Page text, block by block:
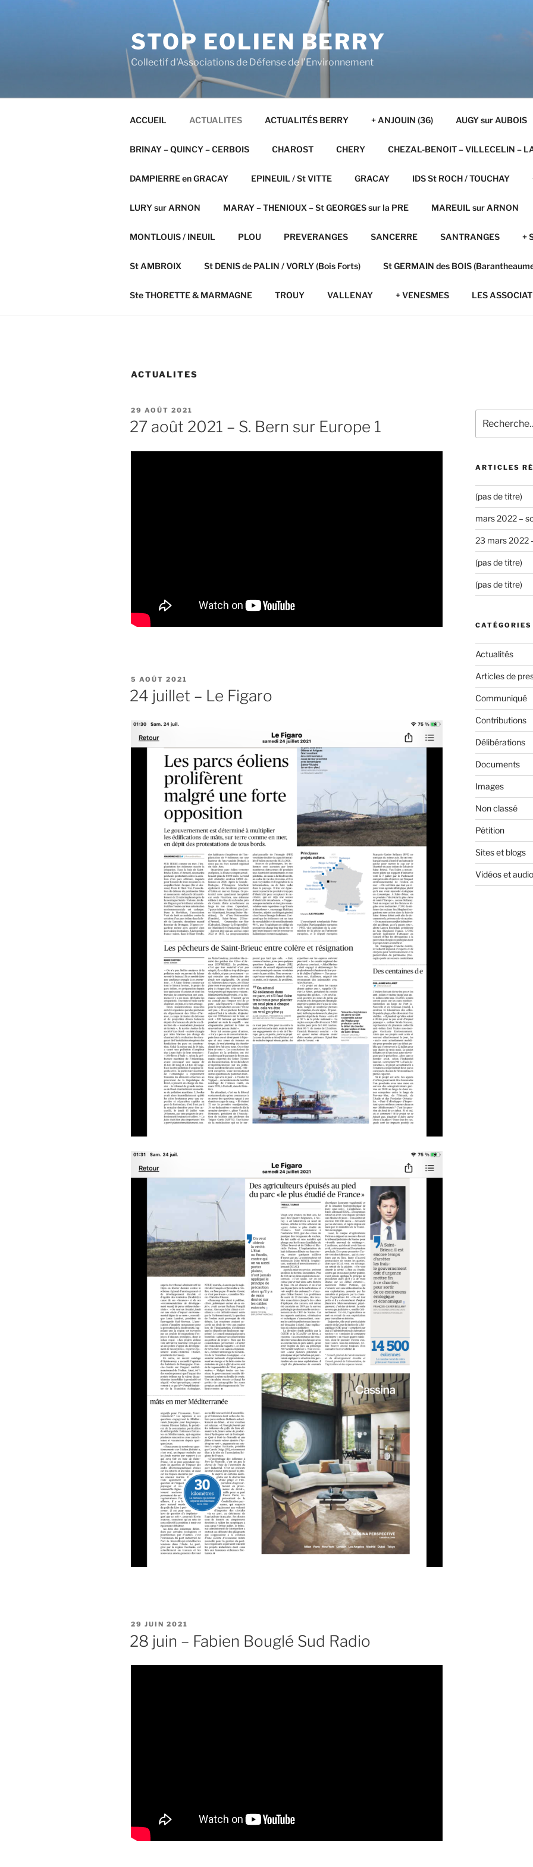
STOP EOLIEN BERRY
Collectif d'Associations de Défense de l’Environnement
ACCUEIL ACTUALITES ACTUALITÉS BERRY + ANJOUIN (36) AUGY sur AUBOIS
BRINAY – QUINCY – CERBOIS CHAROST CHERY CHEZAL-BENOIT – VILLECELIN –
DAMPIERRE en GRACAY EPINEUIL / St VITTE GRACAY IDS St ROCH / TOUCHAY
LURY sur ARNON MARAY – THENIOUX – St GEORGES sur la PRE MAREUIL sur ARNON
MONTLOUIS / INEUIL PLOU PREVERANGES SANCERRE SANTRANGES +
St AMBROIX St DENIS de PALIN / VORLY (Bois Forts) St GERMAIN des BOIS
Ste THORETTE & MARMAGNE TROUY VALLENAY + VENESMES LES
ACTUALITES
PUBLIÉ
LE
29 AOÛT 2021
27 août 2021 – S. Bern sur Europe 1
PUBLIÉ
LE
5 AOÛT 2021
24 juillet – Le Figaro
PUBLIÉ
LE
29 JUIN 2021
28 juin – Fabien Bouglé Sud Radio
pour
:
ARTICLES
(pas de titre)
mars 2022 –
23 mars 2022
(pas de titre)
(pas de titre)
CATÉGORIES
Actualités
Articles de
Communiqué
Contributions
Délibérations
Documents
Images
Non classé
Pétition
Sites et blogs
Vidéos et